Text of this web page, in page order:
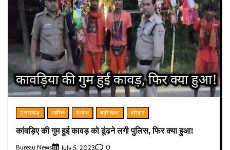
उत्तराखंड धार्मिक प्रदेश बड़ी खबर हरिद्वार
कांवड़िए की गुम हुई कावड़ को ढूंढने लगी पुलिस, फिर क्या हुआ!
Bureau News July 5, 2023 0